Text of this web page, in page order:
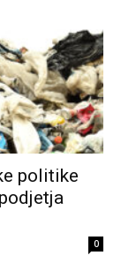
politike
0